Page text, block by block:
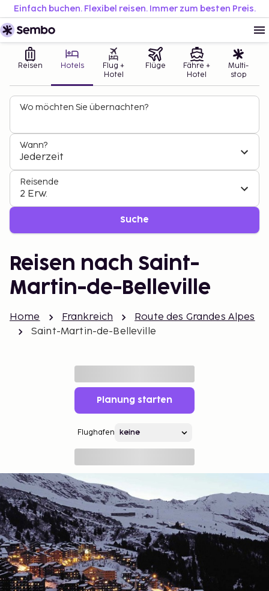
Einfach buchen. Flexibel reisen. Immer zum besten Preis.
Reisen Hotels
Flug +
Hotel
Flüge
Fähre +
Hotel
Multi-
stop
Wo möchten Sie übernachten?
Wann?
Jederzeit
Reisende
2 Erw.
Suche
Reisen nach Saint-
Martin-de-Belleville
Home Frankreich
Route des Grandes Alpes
Saint-Martin-de-Belleville
Planung starten
Flughafen